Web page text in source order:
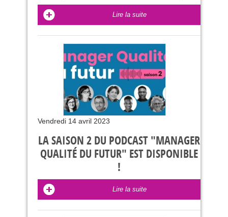
Lire la suite
Vendredi 14 avril 2023
LA SAISON 2 DU PODCAST "MANAGER
QUALITÉ DU FUTUR" EST DISPONIBLE
!
Lire la suite